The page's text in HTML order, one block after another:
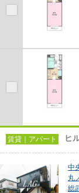
賃貸｜アパート ヒ
中
丸
総